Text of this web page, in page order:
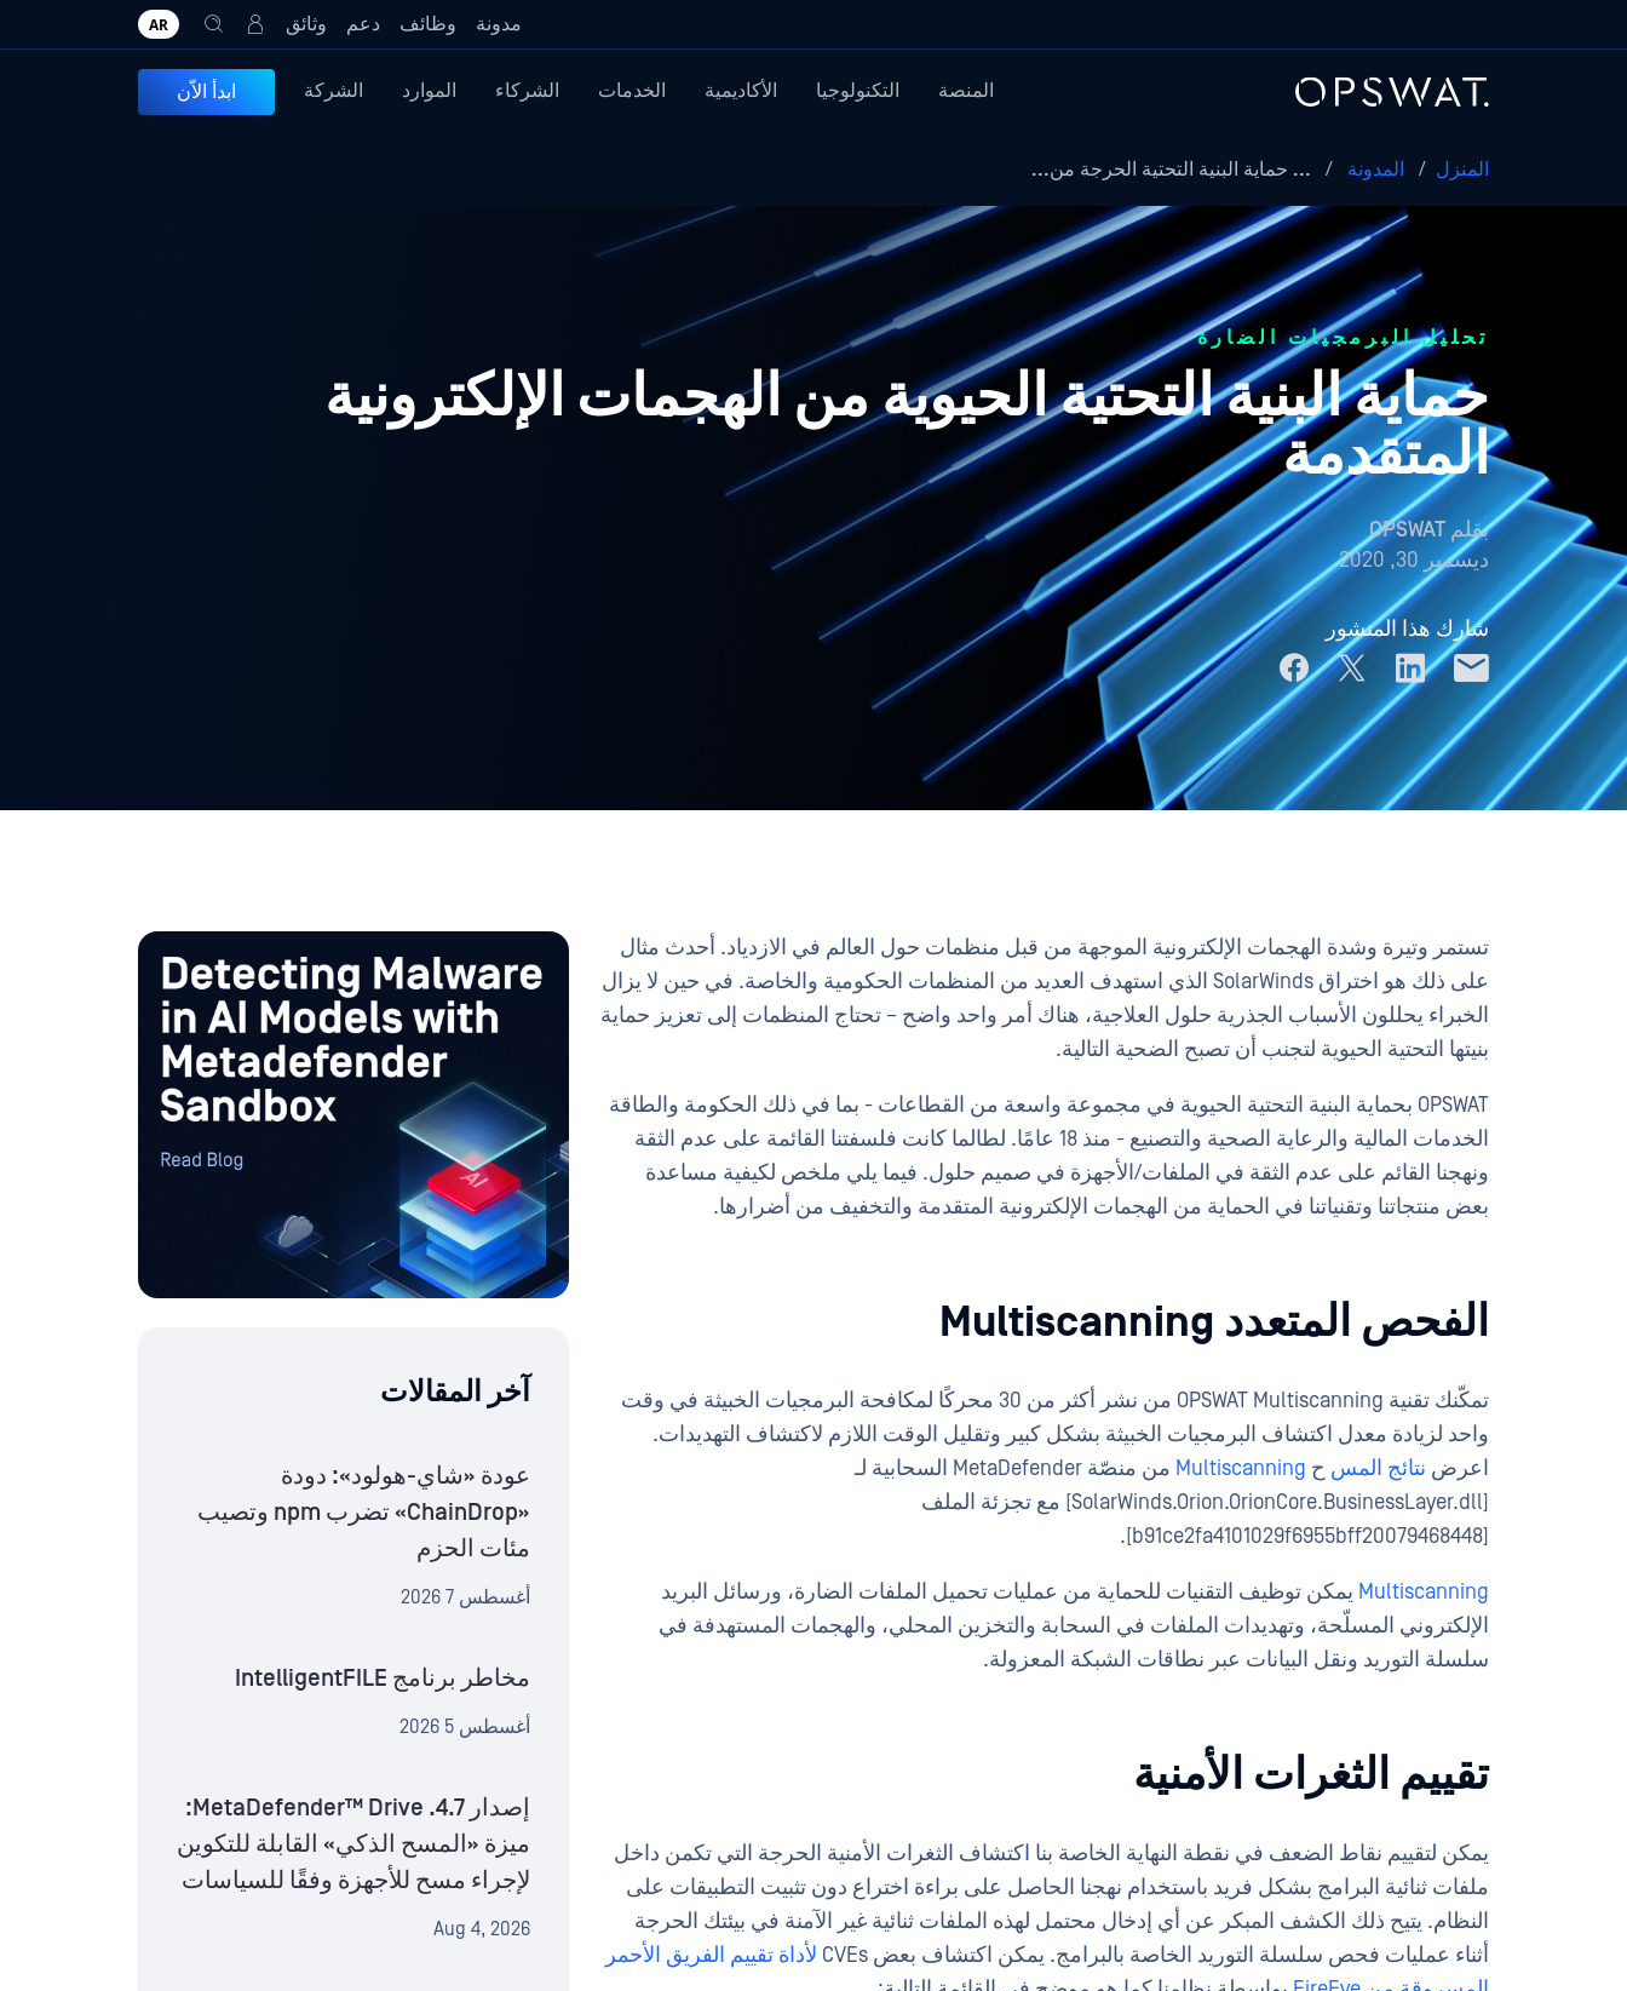
مدونة وظائف دعم وثائق AR
المنصة التكنولوجيا الأكاديمية الخدمات الشركاء الموارد الشركة ابدأ الاّن
المنزل / المدونة / ... حماية البنية التحتية الحرجة من...
تحليل البرمجيات الضارة
حماية البنية التحتية الحيوية من الهجمات الإلكترونية
المتقدمة
بقلم OPSWAT
ديسمبر 30, 2020
شارك هذا المنشور
تستمر وتيرة وشدة الهجمات الإلكترونية الموجهة من قبل منظمات حول العالم في الازدياد. أحدث مثال
على ذلك هو اختراق SolarWinds الذي استهدف العديد من المنظمات الحكومية والخاصة. في حين لا يزال
الخبراء يحللون الأسباب الجذرية حلول العلاجية، هناك أمر واحد واضح – تحتاج المنظمات إلى تعزيز حماية
بنيتها التحتية الحيوية لتجنب أن تصبح الضحية التالية.
OPSWAT بحماية البنية التحتية الحيوية في مجموعة واسعة من القطاعات - بما في ذلك الحكومة والطاقة
الخدمات المالية والرعاية الصحية والتصنيع - منذ 18 عامًا. لطالما كانت فلسفتنا القائمة على عدم الثقة
ونهجنا القائم على عدم الثقة في الملفات/الأجهزة في صميم حلول. فيما يلي ملخص لكيفية مساعدة
بعض منتجاتنا وتقنياتنا في الحماية من الهجمات الإلكترونية المتقدمة والتخفيف من أضرارها.
الفحص المتعدد Multiscanning
تمكّنك تقنية OPSWAT Multiscanning من نشر أكثر من 30 محركًا لمكافحة البرمجيات الخبيثة في وقت
واحد لزيادة معدل اكتشاف البرمجيات الخبيثة بشكل كبير وتقليل الوقت اللازم لاكتشاف التهديدات.
اعرض نتائج المس ح
من منصّة MetaDefender السحابية لـ
[SolarWinds.Orion.OrionCore.BusinessLayer.dll] مع تجزئة الملف
[b91ce2fa4101029f6955bff20079468448].
Multiscanning يمكن توظيف التقنيات للحماية من عمليات تحميل الملفات الضارة، ورسائل البريد
الإلكتروني المسلّحة، وتهديدات الملفات في السحابة والتخزين المحلي، والهجمات المستهدفة في
سلسلة التوريد ونقل البيانات عبر نطاقات الشبكة المعزولة.
تقييم الثغرات الأمنية
يمكن لتقييم نقاط الضعف في نقطة النهاية الخاصة بنا اكتشاف الثغرات الأمنية الحرجة التي تكمن داخل
ملفات ثنائية البرامج بشكل فريد باستخدام نهجنا الحاصل على براءة اختراع دون تثبيت التطبيقات على
النظام. يتيح ذلك الكشف المبكر عن أي إدخال محتمل لهذه الملفات ثنائية غير الآمنة في بيئتك الحرجة
أثناء عمليات فحص سلسلة التوريد الخاصة بالبرامج. يمكن اكتشاف بعض CVEs
لأداة تقييم الفريق الأحمر
آخر المقالات
عودة «شاي-هولود»: دودة
«ChainDrop» تضرب npm وتصيب
مئات الحزم
أغسطس 7 2026
مخاطر برنامج IntelligentFILE
أغسطس 5 2026
إصدار MetaDefender™ Drive .4.7:
ميزة «المسح الذكي» القابلة للتكوين
لإجراء مسح للأجهزة وفقًا للسياسات
Aug 4, 2026